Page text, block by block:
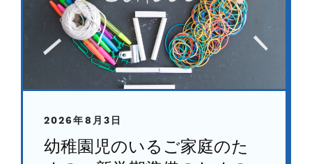
2026年8月3日
幼稚園児のいるご家庭のた